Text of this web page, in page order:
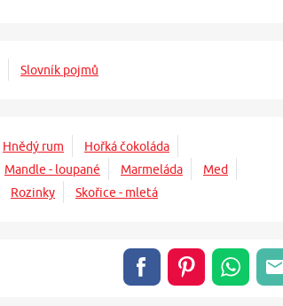
Slovník pojmů
Hnědý rum
Hořká čokoláda
Mandle - loupané Marmeláda
Med
Rozinky Skořice - mletá